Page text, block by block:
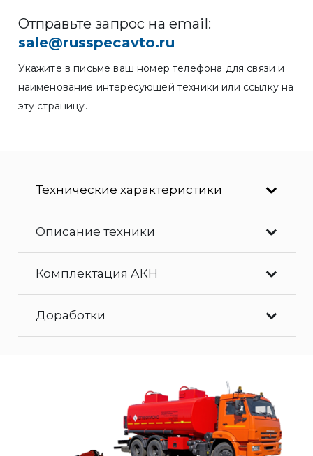
Отправьте запрос на email:
sale@russpecavto.ru
Укажите в письме ваш номер телефона для связи и
наименование интересующей техники или ссылку на
эту страницу.
Технические характеристики
Описание техники
Комплектация АКН
Доработки